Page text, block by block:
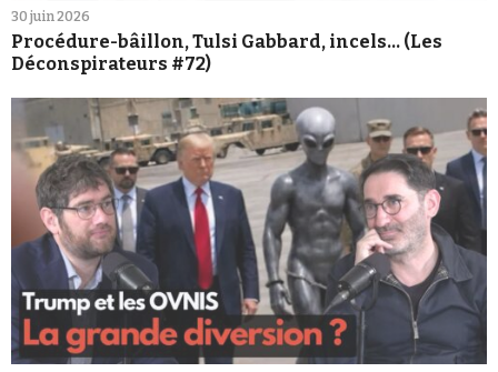
30 juin 2026
Procédure-bâillon, Tulsi Gabbard, incels... (Les
Déconspirateurs #72)